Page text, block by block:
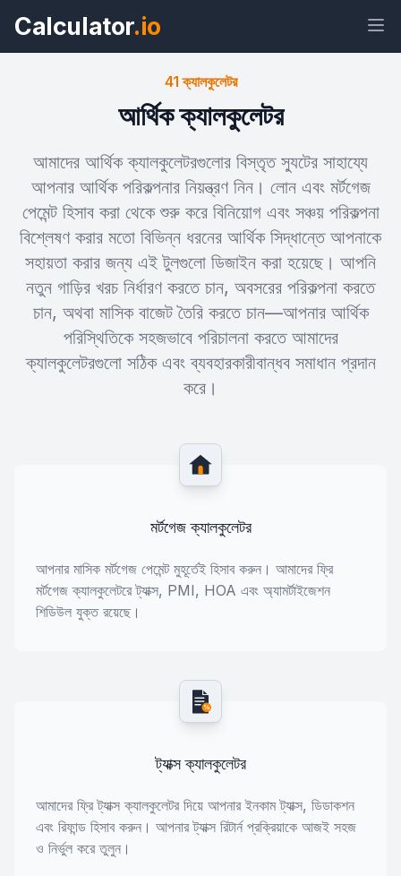
Calculator.io
প্রিভিউ আর্থিক ক্যালকুলেটর উইজেট
41 ক্যালকুলেটর
আর্থিক ক্যালকুলেটর
আমাদের আর্থিক ক্যালকুলেটরগুলোর বিস্তৃত স্যুটের সাহায্যে
আপনার আর্থিক পরিকল্পনার নিয়ন্ত্রণ নিন। লোন এবং মর্টগেজ
পেমেন্ট হিসাব করা থেকে শুরু করে বিনিয়োগ এবং সঞ্চয় পরিকল্পনা
বিশ্লেষণ করার মতো বিভিন্ন ধরনের আর্থিক সিদ্ধান্তে আপনাকে
সহায়তা করার জন্য এই টুলগুলো ডিজাইন করা হয়েছে। আপনি
নতুন গাড়ির খরচ নির্ধারণ করতে চান, অবসরের পরিকল্পনা করতে
চান, অথবা মাসিক বাজেট তৈরি করতে চান—আপনার আর্থিক
পরিস্থিতিকে সহজভাবে পরিচালনা করতে আমাদের
ক্যালকুলেটরগুলো সঠিক এবং ব্যবহারকারীবান্ধব সমাধান প্রদান
করে।
মর্টগেজ ক্যালকুলেটর
আপনার মাসিক মর্টগেজ পেমেন্ট মুহূর্তেই হিসাব করুন। আমাদের ফ্রি
মর্টগেজ ক্যালকুলেটরে ট্যাক্স, PMI, HOA এবং অ্যামর্টাইজেশন
শিডিউল যুক্ত রয়েছে।
%
ট্যাক্স ক্যালকুলেটর
আমাদের ফ্রি ট্যাক্স ক্যালকুলেটর দিয়ে আপনার ইনকাম ট্যাক্স, ডিডাকশন
এবং রিফান্ড হিসাব করুন। আপনার ট্যাক্স রিটার্ন প্রক্রিয়াকে আজই সহজ
ও নির্ভুল করে তুলুন।